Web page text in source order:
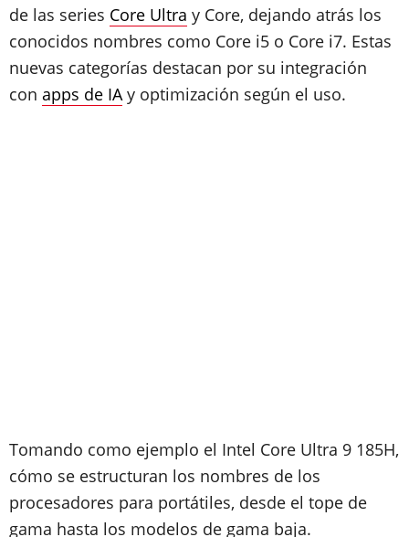
de las series Core Ultra y Core, dejando atrás los
conocidos nombres como Core i5 o Core i7. Estas
nuevas categorías destacan por su integración
con apps de IAy optimización según el uso.
Tomando como ejemplo el Intel Core Ultra 9 185H,
cómo se estructuran los nombres de los
procesadores para portátiles, desde el tope de
gama hasta los modelos de gama baja.